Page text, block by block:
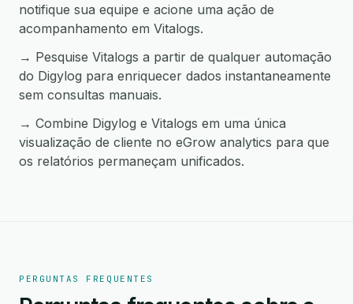
notifique sua equipe e acione uma ação de
acompanhamento em Vitalogs.
→ Pesquise Vitalogs a partir de qualquer automação
do Digylog para enriquecer dados instantaneamente
sem consultas manuais.
→ Combine Digylog e Vitalogs em uma única
visualização de cliente no eGrow analytics para que
os relatórios permaneçam unificados.
PERGUNTAS FREQUENTES